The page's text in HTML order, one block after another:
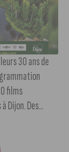
30 ans de
films
Dijon. Des...